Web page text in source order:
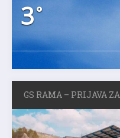
3°
GS RAMA – PRIJAVA